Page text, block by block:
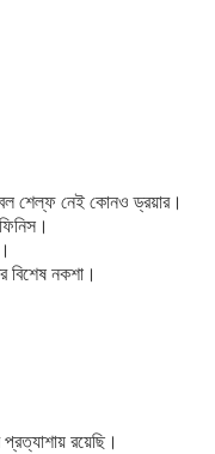
শেল্ফ নেই কোনও ড্রয়ার।
বিশেষ নকশা।
রয়েছি।